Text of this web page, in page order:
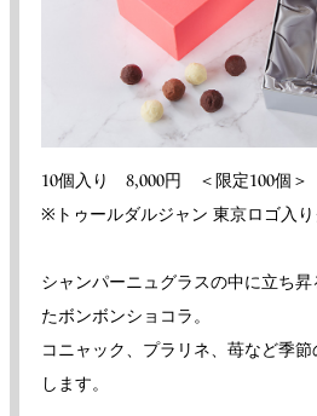
10個入り 8,000円 ＜限定100個＞
※トゥールダルジャン 東京ロゴ入
シャンパーニュグラスの中に立ち
たボンボンショコラ。
コニャック、プラリネ、苺など季
します。